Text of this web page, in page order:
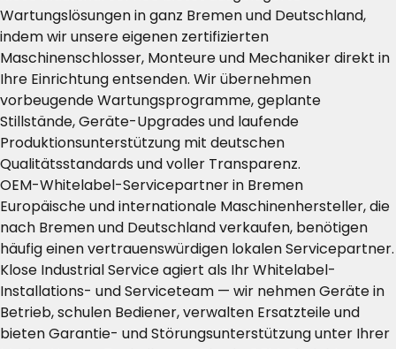
Wartungslösungen in ganz Bremen und Deutschland,
indem wir unsere eigenen zertifizierten
Maschinenschlosser, Monteure und Mechaniker direkt in
Ihre Einrichtung entsenden. Wir übernehmen
vorbeugende Wartungsprogramme, geplante
Stillstände, Geräte-Upgrades und laufende
Produktionsunterstützung mit deutschen
Qualitätsstandards und voller Transparenz.
OEM-Whitelabel-Servicepartner in Bremen
Europäische und internationale Maschinenhersteller, die
nach Bremen und Deutschland verkaufen, benötigen
häufig einen vertrauenswürdigen lokalen Servicepartner.
Klose Industrial Service agiert als Ihr Whitelabel-
Installations- und Serviceteam — wir nehmen Geräte in
Betrieb, schulen Bediener, verwalten Ersatzteile und
bieten Garantie- und Störungsunterstützung unter Ihrer